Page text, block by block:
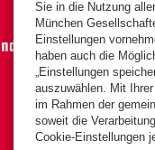
Spielplan
Tabelle
Tickets